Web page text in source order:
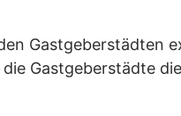
Gastgeberstädten
Gastgeberstädte